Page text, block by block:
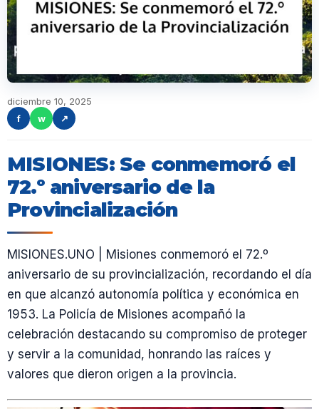
diciembre 10, 2025
f
w ↗
MISIONES: Se conmemoró el
72.º aniversario de la
Provincialización
MISIONES.UNO | Misiones conmemoró el 72.º
aniversario de su provincialización, recordando el día
en que alcanzó autonomía política y económica en
1953. La Policía de Misiones acompañó la
celebración destacando su compromiso de proteger
y servir a la comunidad, honrando las raíces y
valores que dieron origen a la provincia.